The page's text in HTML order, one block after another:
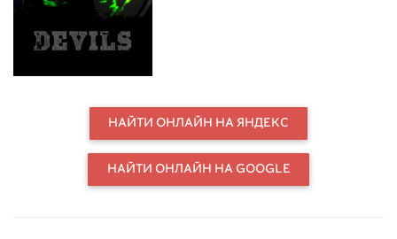
маньяк, а настоящий Чхве Джэ-
хван...
НАЙТИ ОНЛАЙН НА ЯНДЕКС
НАЙТИ ОНЛАЙН НА GOOGLE